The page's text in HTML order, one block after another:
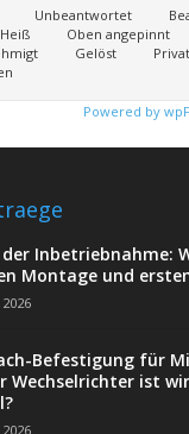
Unbeantwortet
Heiß
Oben angepinnt
Gelöst
Privat
Powered by
Inbetriebnahme:
Montage und
Befestigung für
Wechselrichter ist